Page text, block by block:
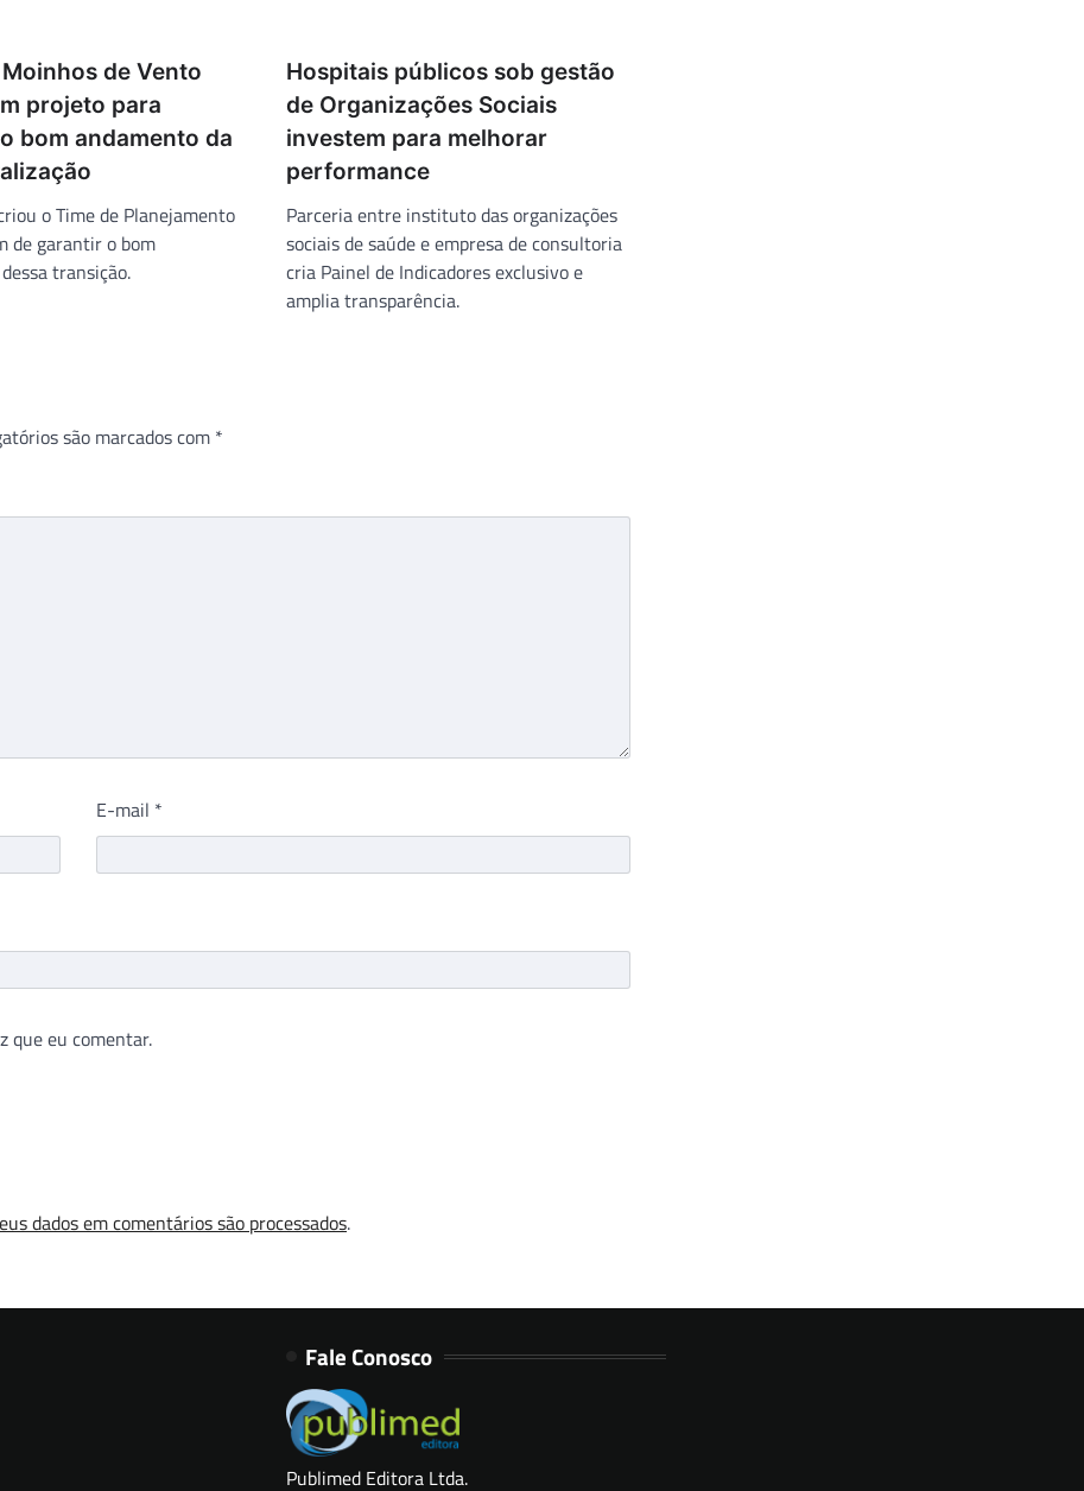
de Vento
projeto para
bom andamento da
o Time de Planejamento
de garantir o bom
transição.
Hospitais públicos sob gestão
de Organizações Sociais
investem para melhorar
performance
Parceria entre instituto das organizações
sociais de saúde e empresa de consultoria
cria Painel de Indicadores exclusivo e
amplia transparência.
são marcados com *
E-mail *
que eu comentar.
dados em comentários são processados.
Fale Conosco
Publimed Editora Ltda.